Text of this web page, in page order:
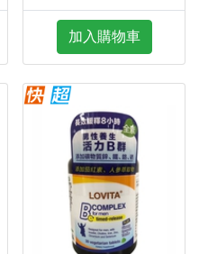
加入購物車